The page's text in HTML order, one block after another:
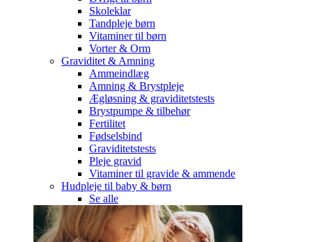
Skoleklar
Tandpleje børn
Vitaminer til børn
Vorter & Orm
Graviditet & Amning
Ammeindlæg
Amning & Brystpleje
Ægløsning & graviditetstests
Brystpumpe & tilbehør
Fertilitet
Fødselsbind
Graviditetstests
Pleje gravid
Vitaminer til gravide & ammende
Hudpleje til baby & børn
Se alle